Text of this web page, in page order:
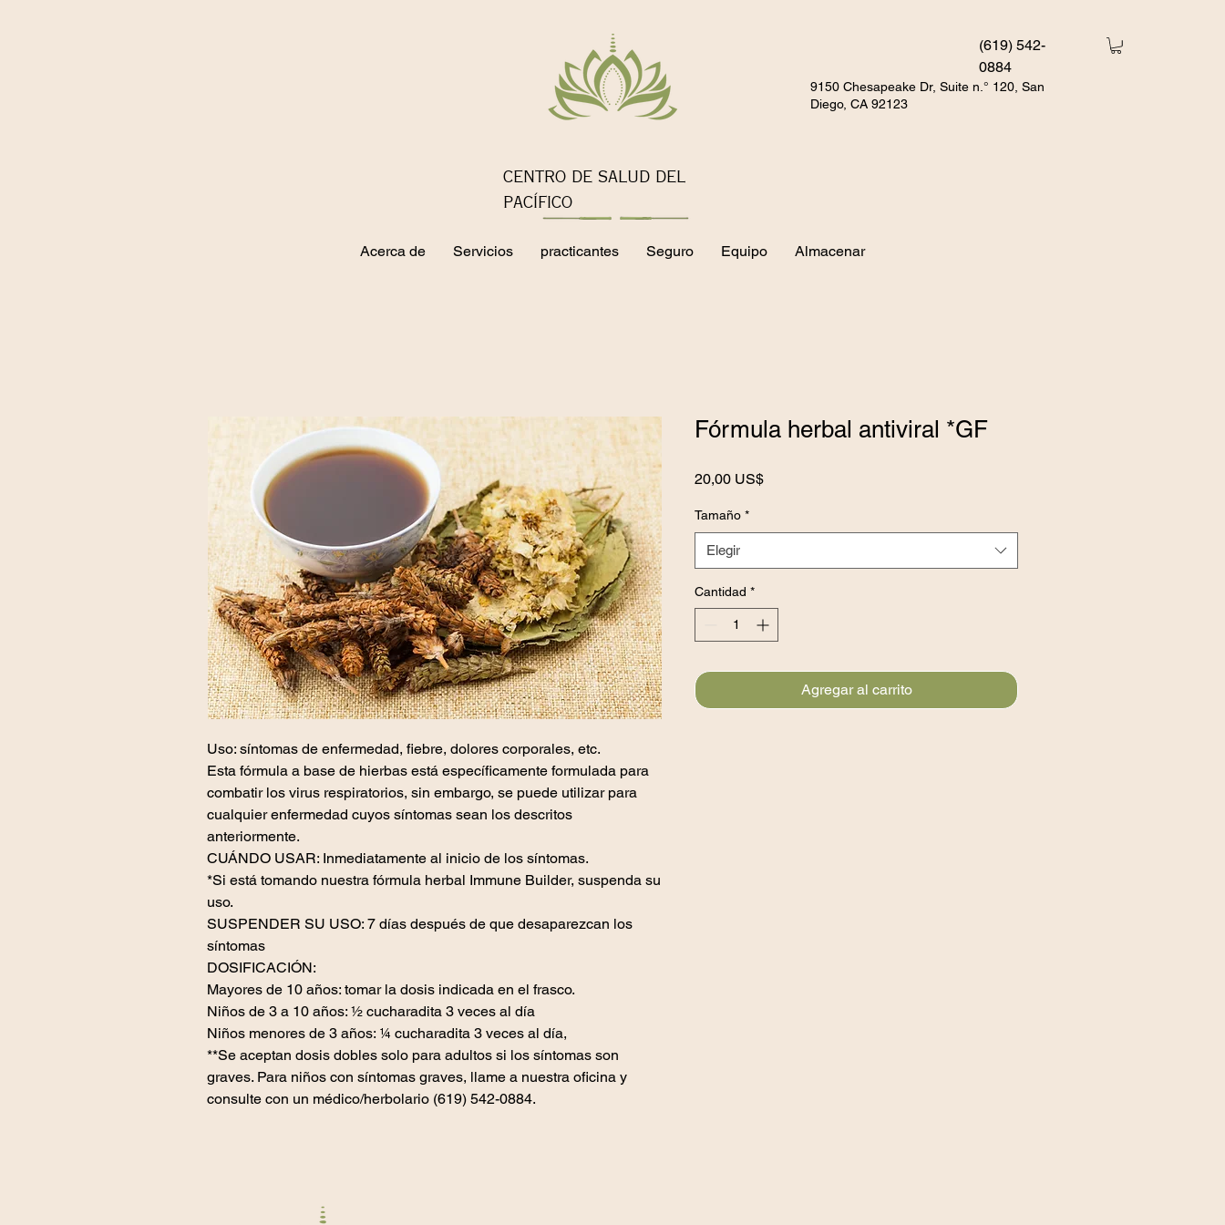
(619) 542-
0884
9150 Chesapeake Dr, Suite n.° 120, San
Diego, CA 92123
CENTRO DE SALUD DEL
PACÍFICO
Acerca de Servicios practicantes Seguro Equipo Almacenar
Uso: síntomas de enfermedad, fiebre, dolores corporales, etc.
Esta fórmula a base de hierbas está específicamente formulada para
combatir los virus respiratorios, sin embargo, se puede utilizar para
cualquier enfermedad cuyos síntomas sean los descritos
anteriormente.
CUÁNDO USAR: Inmediatamente al inicio de los síntomas.
*Si está tomando nuestra fórmula herbal Immune Builder, suspenda su
uso.
SUSPENDER SU USO: 7 días después de que desaparezcan los
síntomas
DOSIFICACIÓN:
Mayores de 10 años: tomar la dosis indicada en el frasco.
Niños de 3 a 10 años: ½ cucharadita 3 veces al día
Niños menores de 3 años: ¼ cucharadita 3 veces al día,
**Se aceptan dosis dobles solo para adultos si los síntomas son
graves. Para niños con síntomas graves, llame a nuestra oficina y
consulte con un médico/herbolario (619) 542-0884.
Fórmula herbal antiviral *GF
20,00 US$Precio
Tamaño *
Elegir
Cantidad *
Agregar al carrito